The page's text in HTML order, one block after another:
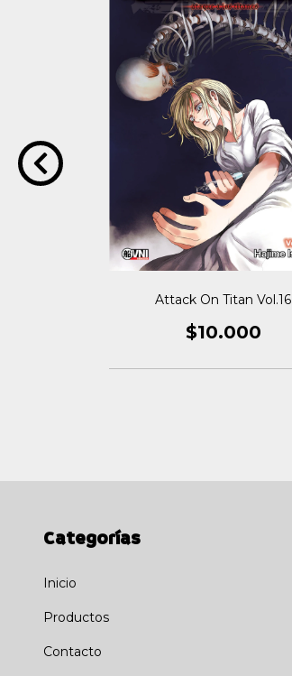
Attack On Titan Vol.16
$10.000
Categorías
Inicio
Productos
Contacto